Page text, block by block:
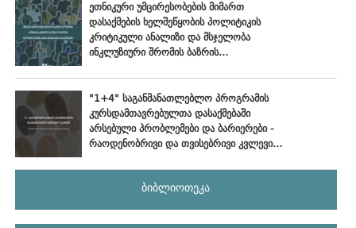
ეთნიკური უმცირესობების მიმართ
დასაქმების ხელშეწყობის პოლიტიკის
კრიტიკული ანალიზი და მსჯელობა
ინკლუზიური შრომის ბაზრის
"1+4" საგანმანათლებლო პროგრამის
კურსდამთავრებულთა დასაქმებაში
არსებული პრობლემები და ბარიერები -
რაოდენობრივი და თვისებრივი კვლევის
ბიბლიოთეკა